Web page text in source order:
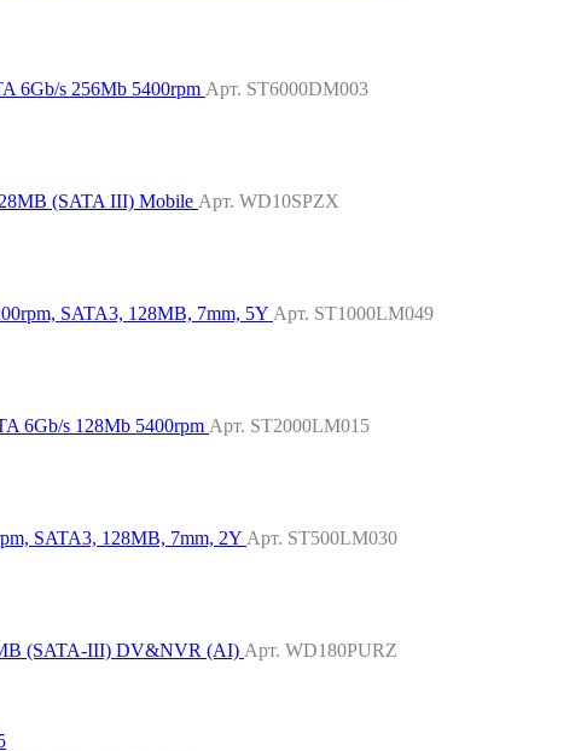
6Gb/s 256Mb 5400rpm Арт. ST6000DM003
(SATA III) Mobile Арт. WD10SPZX
SATA3, 128MB, 7mm, 5Y Арт. ST1000LM049
6Gb/s 128Mb 5400rpm Арт. ST2000LM015
SATA3, 128MB, 7mm, 2Y Арт. ST500LM030
(SATA-III) DV&NVR (AI) Арт. WD180PURZ